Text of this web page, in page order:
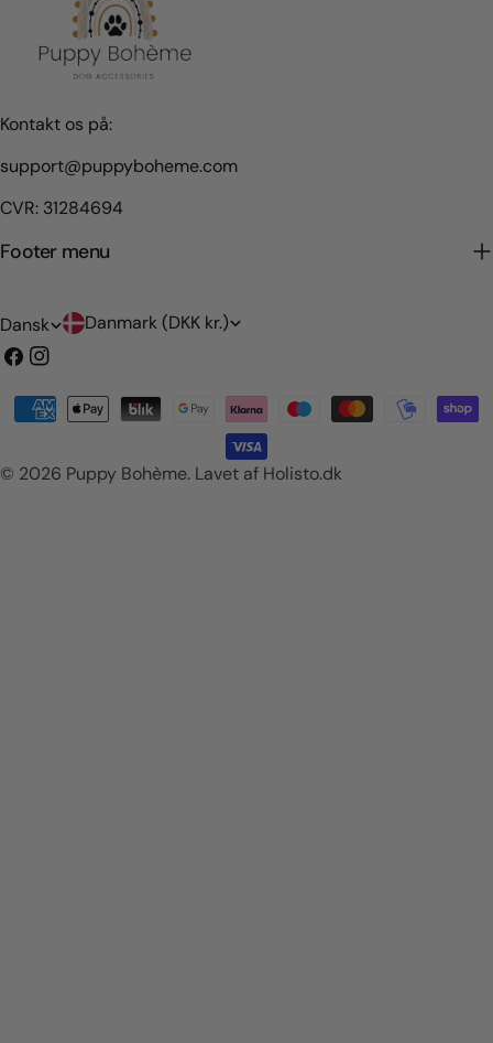
Kontakt os på:
support@puppyboheme.com
CVR: 31284694
Footer menu
S
p
g
Dansk L
n
d
/
Danmark (DKK kr.)
Facebook
Instagram
© 2026 Puppy Bohème. Lavet af Holisto.dk
Betalingsmetoder